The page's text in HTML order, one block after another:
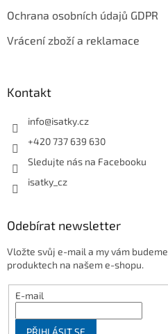
Ochrana osobních údajů GDPR
Vrácení zboží a reklamace
Kontakt
info@isatky.cz
+420 737 639 630
Sledujte nás na Facebooku
isatky_cz
Odebírat newsletter
Vložte svůj e-mail a my vám
produktech na našem e-shopu.
E-mail
PŘIHLÁSIT SE